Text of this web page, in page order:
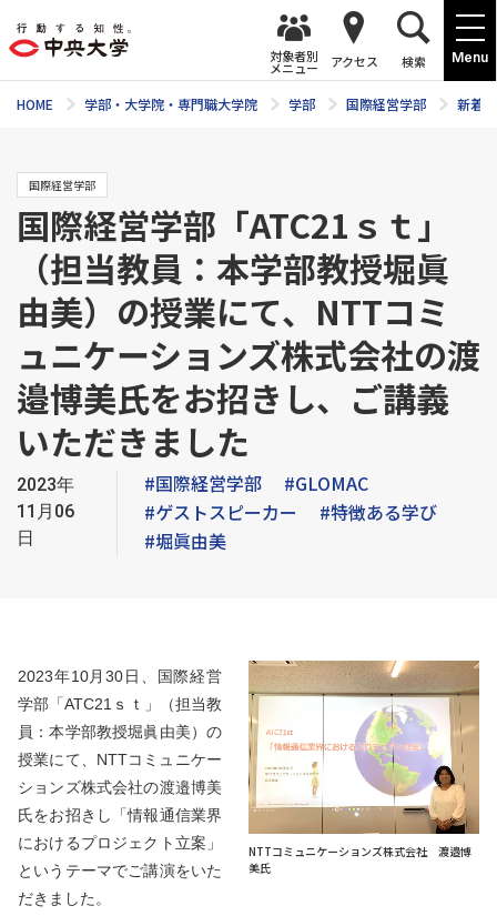
Menu
対象者別
メニュー アクセス 検索
HOME 学部・大学院・専門職大学院 学部 国際経営学部 新着
国際経営学部
国際経営学部「ATC21ｓｔ」
（担当教員：本学部教授堀眞
由美）の授業にて、NTTコミ
ュニケーションズ株式会社の渡
邉博美氏をお招きし、ご講義
いただきました
2023年
11月06
日
#国際経営学部
#GLOMAC
#ゲストスピーカー
#特徴ある学び
#堀眞由美
NTTコミュニケーションズ株式会社 渡邉博
美氏
2023年10月30日、国際経営
学部「ATC21ｓｔ」（担当教
員：本学部教授堀眞由美）の
授業にて、NTTコミュニケー
ションズ株式会社の渡邉博美
氏をお招きし「情報通信業界
におけるプロジェクト立案」
というテーマでご講演をいた
だきました。